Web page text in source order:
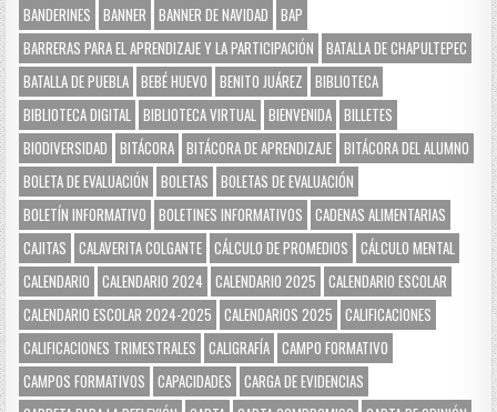
BANDERINES
BANNER BANNER DE NAVIDAD
BAP
BARRERAS PARA EL APRENDIZAJE Y LA PARTICIPACIÓN
BATALLA DE CHAPULTEPEC
BATALLA DE PUEBLA BEBÉ HUEVO BENITO JUÁREZ
BIBLIOTECA
BIBLIOTECA DIGITAL BIBLIOTECA VIRTUAL BIENVENIDA BILLETES
BIODIVERSIDAD
BITÁCORA BITÁCORA DE APRENDIZAJE BITÁCORA DEL ALUMNO
BOLETA DE EVALUACIÓN
BOLETAS
BOLETAS DE EVALUACIÓN
BOLETÍN INFORMATIVO
BOLETINES INFORMATIVOS
CADENAS ALIMENTARIAS
CAJITAS
CALAVERITA COLGANTE CÁLCULO DE PROMEDIOS
CÁLCULO MENTAL
CALENDARIO
CALENDARIO 2024 CALENDARIO 2025
CALENDARIO ESCOLAR
CALENDARIO ESCOLAR 2024-2025
CALENDARIOS 2025
CALIFICACIONES
CALIFICACIONES TRIMESTRALES
CALIGRAFÍA CAMPO FORMATIVO
CAMPOS FORMATIVOS
CAPACIDADES
CARGA DE EVIDENCIAS